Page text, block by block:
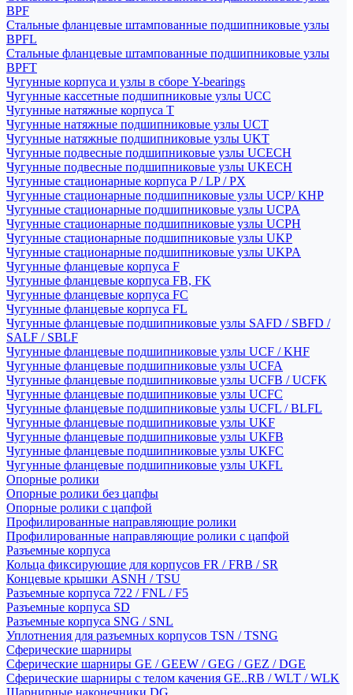
BPF
Стальные фланцевые штампованные подшипниковые узлы
BPFL
Стальные фланцевые штампованные подшипниковые узлы
BPFT
Чугунные корпуса и узлы в сборе Y-bearings
Чугунные кассетные подшипниковые узлы UCC
Чугунные натяжные корпуса T
Чугунные натяжные подшипниковые узлы UCT
Чугунные натяжные подшипниковые узлы UKT
Чугунные подвесные подшипниковые узлы UCECH
Чугунные подвесные подшипниковые узлы UKECH
Чугунные стационарные корпуса P / LP / PX
Чугунные стационарные подшипниковые узлы UCP/ KHP
Чугунные стационарные подшипниковые узлы UCPA
Чугунные стационарные подшипниковые узлы UCPH
Чугунные стационарные подшипниковые узлы UKP
Чугунные стационарные подшипниковые узлы UKPA
Чугунные фланцевые корпуса F
Чугунные фланцевые корпуса FB, FK
Чугунные фланцевые корпуса FC
Чугунные фланцевые корпуса FL
Чугунные фланцевые подшипниковые узлы SAFD / SBFD /
SALF / SBLF
Чугунные фланцевые подшипниковые узлы UCF / KHF
Чугунные фланцевые подшипниковые узлы UCFA
Чугунные фланцевые подшипниковые узлы UCFB / UCFK
Чугунные фланцевые подшипниковые узлы UCFC
Чугунные фланцевые подшипниковые узлы UCFL / BLFL
Чугунные фланцевые подшипниковые узлы UKF
Чугунные фланцевые подшипниковые узлы UKFB
Чугунные фланцевые подшипниковые узлы UKFC
Чугунные фланцевые подшипниковые узлы UKFL
Опорные ролики
Опорные ролики без цапфы
Опорные ролики с цапфой
Профилированные направляющие ролики
Профилированные направляющие ролики с цапфой
Разъемные корпуса
Кольца фиксирующие для корпусов FR / FRB / SR
Концевые крышки ASNH / TSU
Разъемные корпуса 722 / FNL / F5
Разъемные корпуса SD
Разъемные корпуса SNG / SNL
Уплотнения для разъемных корпусов TSN / TSNG
Сферические шарниры
Сферические шарниры GE / GEEW / GEG / GEZ / DGE
Сферические шарниры с телом качения GE..RB / WLT / WLK
Шарнирные наконечники DG